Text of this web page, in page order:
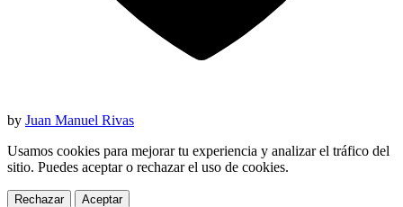
by Juan Manuel Rivas
Usamos cookies para mejorar tu experiencia y analizar el tráfico del
sitio. Puedes aceptar o rechazar el uso de cookies.
Rechazar Aceptar